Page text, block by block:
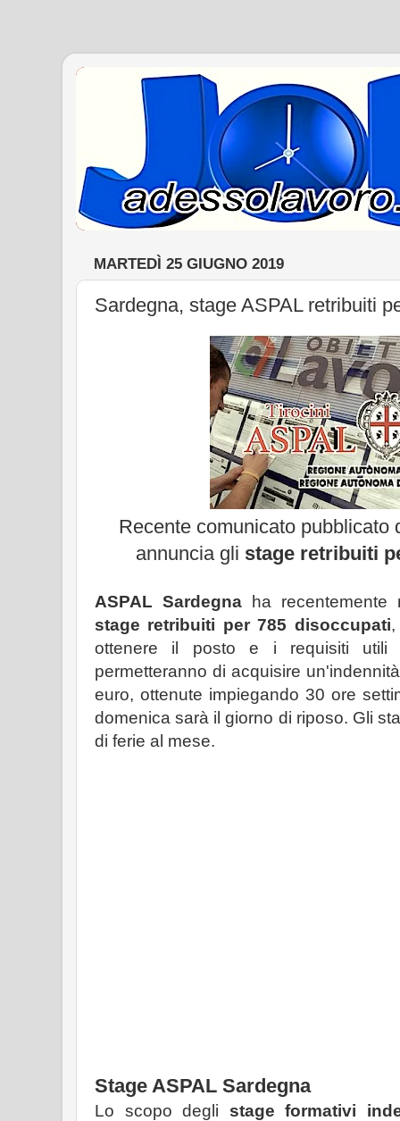
MARTEDÌ 25 GIUGNO 2019
Sardegna, stage ASPAL retribuiti
Recente comunicato pubblicato
annuncia gli stage retribuiti
ASPAL Sardegna ha recentemente
stage retribuiti per 785 disoccupati
ottenere il posto e i requisiti utili
permetteranno di acquisire
euro, ottenute impiegando 30 ore
domenica sarà il giorno di riposo. Gli
di ferie al mese.
Stage ASPAL Sardegna
Lo scopo degli stage formativi